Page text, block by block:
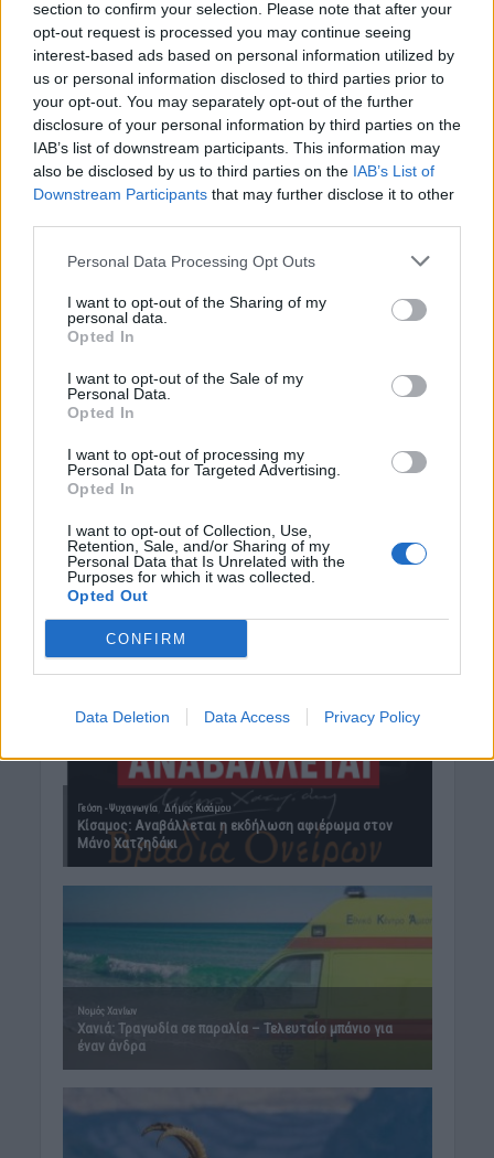
section to confirm your selection. Please note that after your
opt-out request is processed you may continue seeing
interest-based ads based on personal information utilized by
us or personal information disclosed to third parties prior to
your opt-out. You may separately opt-out of the further
disclosure of your personal information by third parties on the
IAB’s list of downstream participants. This information may
also be disclosed by us to third parties on the IAB’s List of
Downstream Participants that may further disclose it to other
Personal Data Processing Opt Outs
I want to opt-out of the Sharing of my
personal data.
Opted In
I want to opt-out of the Sale of my
Personal Data.
Opted In
I want to opt-out of processing my
Personal Data for Targeted Advertising.
Opted In
I want to opt-out of Collection, Use,
Retention, Sale, and/or Sharing of my
Personal Data that Is Unrelated with the
Purposes for which it was collected.
Opted Out
CONFIRM
Data Deletion Data Access Privacy Policy